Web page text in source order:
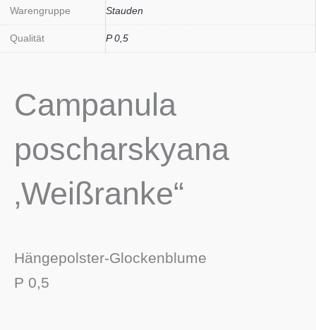
Warengruppe Stauden
Qualität P 0,5
Campanula
poscharskyana
‚Weißranke“
Hängepolster-Glockenblume
P 0,5